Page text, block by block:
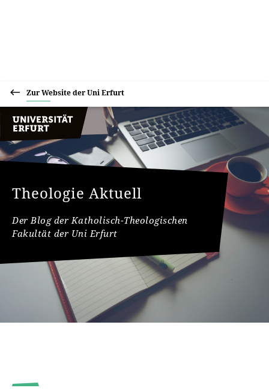
Zur Website der Uni Erfurt
Theologie Aktuell
Der Blog der Katholisch-Theologischen
Fakultät der Uni Erfurt